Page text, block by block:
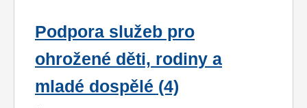
Podpora služeb pro
ohrožené děti, rodiny a
mladé dospělé (4)